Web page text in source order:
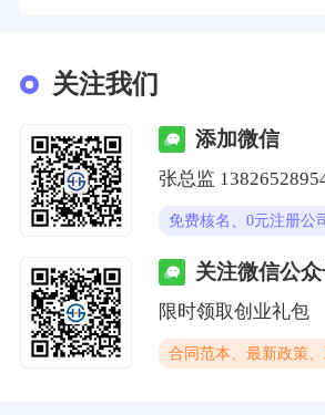
关注我们
添加微信
张总监
免费核名、0元注册公
关注微信公
限时领取创业礼包
合同范本、最新政策